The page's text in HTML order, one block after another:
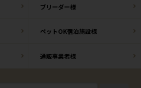
ブリーダー様
ペットOK宿泊施設様
通販事業者様